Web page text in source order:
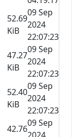
52.69
KiB
09 Sep
2024
22:07:23
47.27
KiB
09 Sep
2024
22:07:23
52.40
KiB
09 Sep
2024
22:07:23
42.76
09 Sep